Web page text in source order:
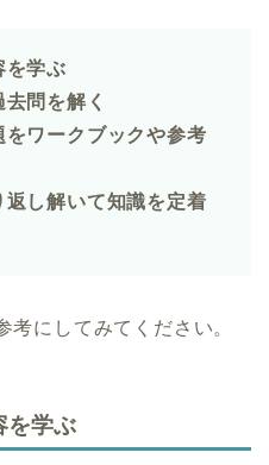
を学ぶ
問を解く
ワークブックや参考
し解いて知識を定着
にしてみてください。
を学ぶ